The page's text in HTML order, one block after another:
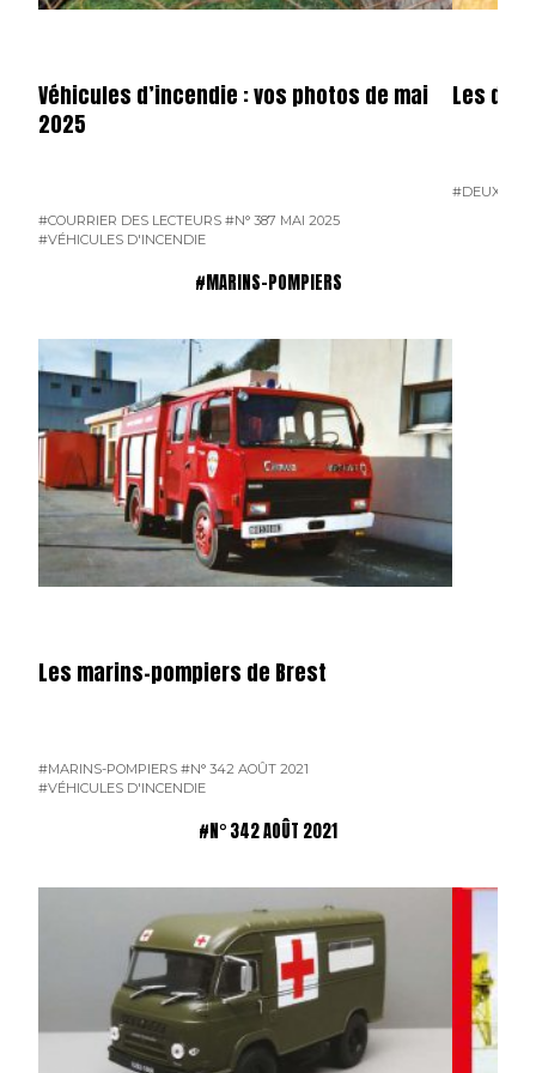
Véhicules d’incendie : vos photos de mai
2025
#COURRIER DES LECTEURS #N° 387 MAI 2025
#VÉHICULES D'INCENDIE
Les
#DEUX-
#MARINS-POMPIERS
Les marins-pompiers de Brest
#MARINS-POMPIERS #N° 342 AOÛT 2021
#VÉHICULES D'INCENDIE
#N° 342 AOÛT 2021